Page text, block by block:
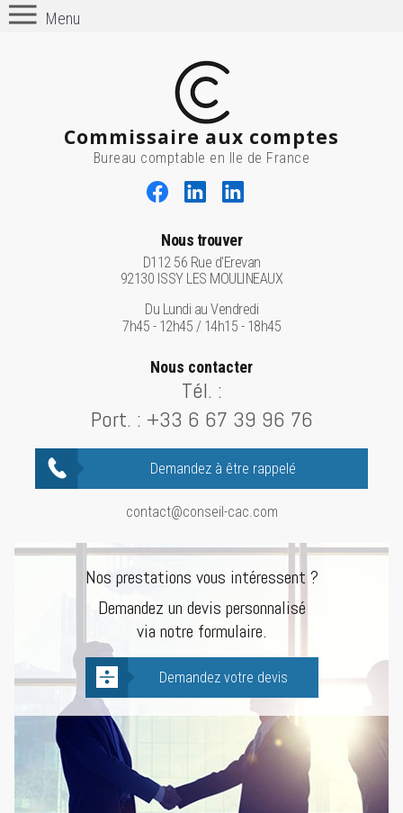
Menu
Commissaire aux comptes
Bureau comptable en Ile de France
Nous trouver
D112 56 Rue d'Erevan
92130 ISSY LES MOULINEAUX
Du Lundi au Vendredi
7h45 - 12h45 / 14h15 - 18h45
Nous contacter
Tél. :
Port. : +33 6 67 39 96 76
Demandez à être rappelé
contact@conseil-cac.com
Nos prestations vous intéressent ?
Demandez un devis personnalisé
via notre formulaire.
Demandez votre devis